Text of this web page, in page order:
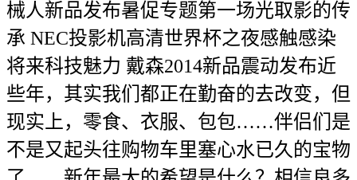
械人新品发布暑促专题第一场光取影的传
承 NEC投影机高清世界杯之夜感触感染
将来科技魅力 戴森2014新品震动发布近
些年，其实我们都正在勤奋的去改变，但
现实上，零食、衣服、包包……伴侣们是
不是又起头往购物车里塞心水已久的宝物